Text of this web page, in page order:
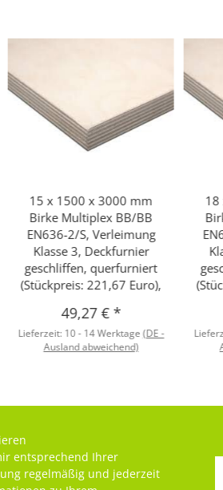
15 x 1500 x 3000 mm
Birke Multiplex BB/BB
EN636-2/S, Verleimung
Klasse 3, Deckfurnier
geschliffen, querfurniert
(Stückpreis: 221,67 Euro),
49,27 € *
Lieferzeit: 10 - 14 Werktage (DE -
Ausland abweichend)
entsprechend Ihrer
regelmäßig und jederzeit